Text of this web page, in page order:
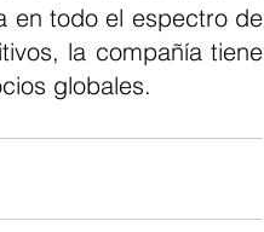
en todo el espectro de
la compañía tiene
globales.